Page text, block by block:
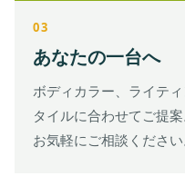
03
あなたの一台へ
ボディカラー、ライテ
タイルに合わせてご提
お気軽にご相談ください